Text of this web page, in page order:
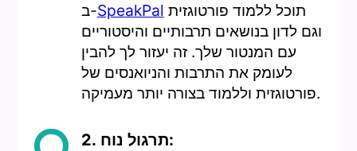
ב-SpeakPal
וגם לדון בנושאים תרבותיים והיסטוריים
עם המנטור שלך. זה יעזור לך להבין
לעומק את התרבות והניואנסים של
פורטוגזית וללמוד בצורה יותר מעמיקה.
2. תרגול נוח: